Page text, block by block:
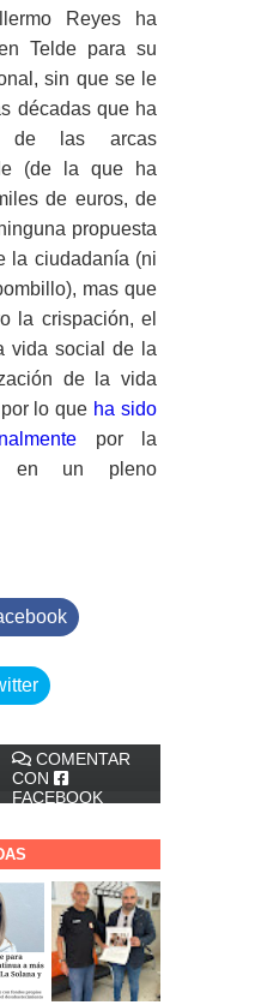
Reyes ha
Telde para su
sin que se le
décadas que ha
de las arcas
(de la que ha
de euros, de
propuesta
la ciudadanía (ni
mas que
la crispación, el
vida social de la
de la vida
lo que ha sido
por la
en un pleno
COMENTAR
CON
FACEBOOK